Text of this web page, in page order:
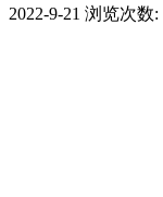
2022-9-21 浏览次数: